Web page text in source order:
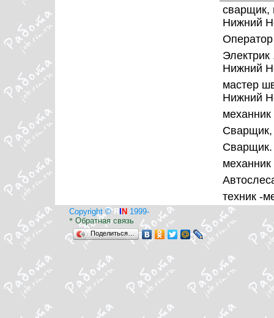
сварщик,
Нижний
Нижний
мастер
Нижний
Сварщик,
техник -
Copyright © R N 1999-
* Обратная связь
Поделиться…